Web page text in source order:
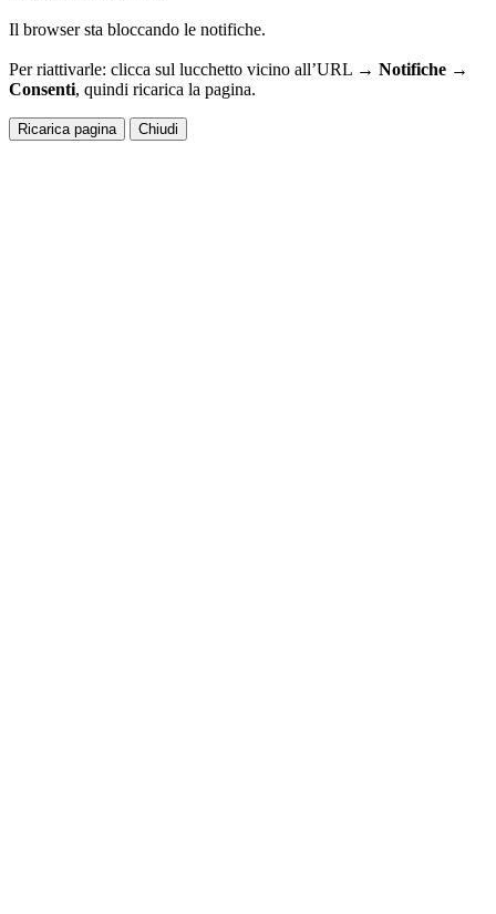
Il browser sta bloccando le notifiche.
Per riattivarle: clicca sul lucchetto vicino all’URL → Notifiche →
Consenti, quindi ricarica la pagina.
Ricarica pagina Chiudi